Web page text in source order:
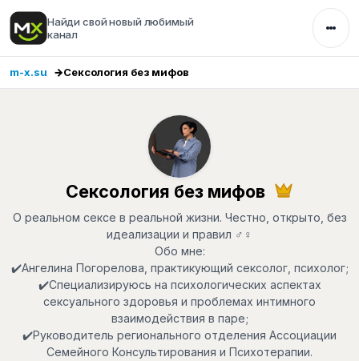
Найди свой новый любимый
канал
m-x.su Сексология без мифов
Сексология без мифов
О реальном сексе в реальной жизни. Честно, открыто, без
идеализации и правил ♂️♀️
Обо мне:
✔️Ангелина Погорелова, практикующий сексолог, психолог;
✔️Специализируюсь на психологических аспектах
сексуального здоровья и проблемах интимного
взаимодействия в паре;
✔️Руководитель регионального отделения Ассоциации
Семейного Консультирования и Психотерапии.